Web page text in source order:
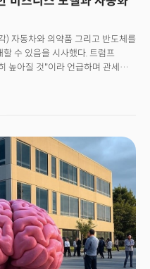
) 자동차와 의약품 그리고 반도체를
수 있음을 시사했다. 트럼프
높아질 것"이라 언급하며 관세가
으로 할지 밝히지 않았지만
로 돌아오기를 희망하고 있다"며
의 오필리아 찬 수석 비즈니스
고 약품 공급 부족을 악화시킬 수
도할 수 있다고 경고했다.